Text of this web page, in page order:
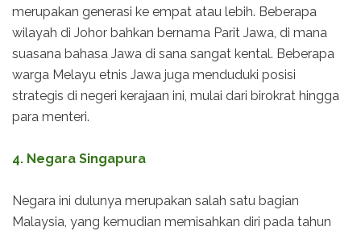
merupakan generasi ke empat atau lebih. Beberapa
wilayah di Johor bahkan bernama Parit Jawa, di mana
suasana bahasa Jawa di sana sangat kental. Beberapa
warga Melayu etnis Jawa juga menduduki posisi
strategis di negeri kerajaan ini, mulai dari birokrat hingga
para menteri.
4. Negara Singapura
Negara ini dulunya merupakan salah satu bagian
Malaysia, yang kemudian memisahkan diri pada tahun